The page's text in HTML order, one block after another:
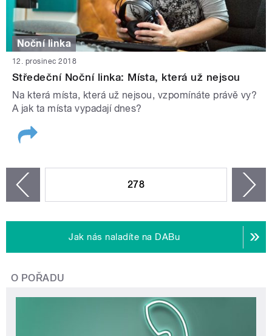
Noční linka
12. prosinec 2018
Středeční Noční linka: Místa, která už nejsou
Na která místa, která už nejsou, vzpomínáte právě vy?
A jak ta místa vypadají dnes?
278
Jak nás naladíte na DABu
O POŘADU